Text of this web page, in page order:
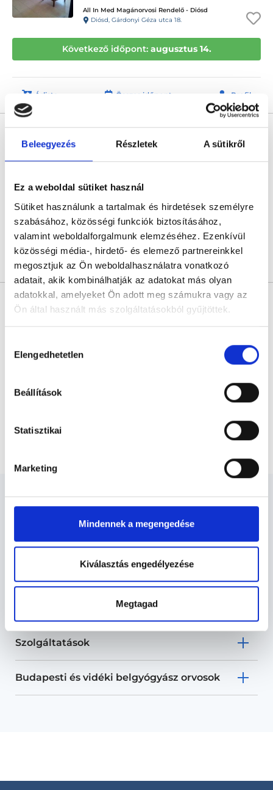
Beleegyezés Részletek A sütikről
Ez a weboldal sütiket használ
Sütiket használunk a tartalmak és hirdetések személyre
szabásához, közösségi funkciók biztosításához,
valamint weboldalforgalmunk elemzéséhez. Ezenkívül
közösségi média-, hirdető- és elemező partnereinkkel
megosztjuk az Ön weboldalhasználatra vonatkozó
adatait, akik kombinálhatják az adatokat más olyan
adatokkal, amelyeket Ön adott meg számukra vagy az
Ön által használt más szolgáltatásokból gyűjtöttek.
szabályzat:https://foglaljorvost.hu/info/foglaljorvost-
kiválasztása
Elengedhetetlen
Beállítások
Statisztikai
Marketing
Mindennek a megengedése
Kiválasztás engedélyezése
Megtagad
All In Med Magánorvosi Rendelő - Diósd
Diósd, Gárdonyi Géza utca 18.
Következő időpont: augusztus 14.
Árlista Összes időpont Profil
Dr. Ádám Zsófia
Kardiológus
5.0
1 értékelés
Budapest, V. kerület, Szalay utca 2. Mfszt. 1.
Következő időpont:augusztus 14.
Árlista Összes időpont
* Szakorvos jelölt (rezidens): általános orvosi oklevéllel rendelkező
orvos, aki jogszabályok szerinti szakorvosi szakképesítés
megszerzésére irányuló képzésben vesz részt. Ezen orvosok által
szakorvosjelölt önállóan láthat el feladatokat. A foglaljorvost.hu
felelősségét kizárja esetleges névazonosságért bármely szakorvos
Belgyógyász - Belgyógyászat
Szolgáltatások
Budapesti és vidéki belgyógyász orvosok